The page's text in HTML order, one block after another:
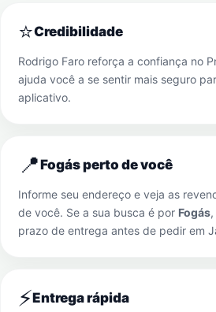
⭐Credibilidade
Rodrigo Faro reforça a confiança no
ajuda você a se sentir mais seguro
aplicativo.
📍Fogás perto de você
Informe seu endereço e veja as
de você. Se a sua busca é por Fogás
prazo de entrega antes de pedir em
⚡Entrega rápida